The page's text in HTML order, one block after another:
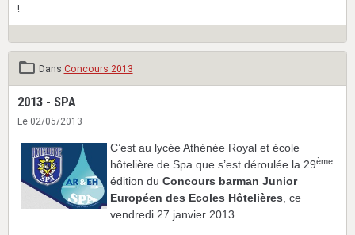
!
Dans Concours 2013
2013 - SPA
Le 02/05/2013
C’est au lycée Athénée Royal et école
hôtelière de Spa que s’est déroulée la 29ème
édition du Concours barman Junior
Européen des Ecoles Hôtelières , ce
vendredi 27 janvier 2013.